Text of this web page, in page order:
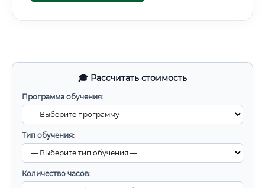
🎓 Рассчитать стоимость
Программа обучения:
Тип обучения:
Количество часов: